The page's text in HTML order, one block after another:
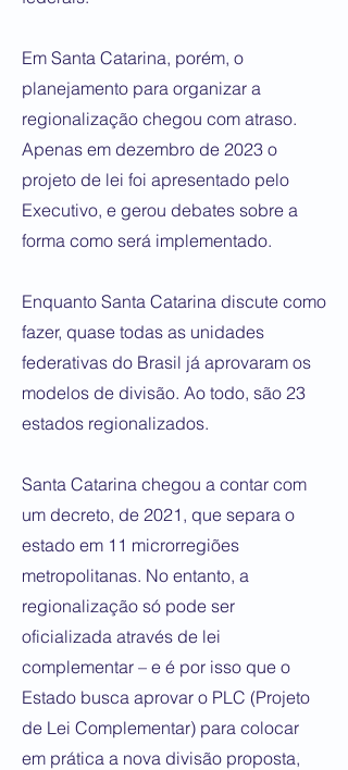
Em Santa Catarina, porém, o
planejamento para organizar a
regionalização chegou com atraso.
Apenas em dezembro de 2023 o
projeto de lei foi apresentado pelo
Executivo, e gerou debates sobre a
forma como será implementado.
Enquanto Santa Catarina discute como
fazer, quase todas as unidades
federativas do Brasil já aprovaram os
modelos de divisão. Ao todo, são 23
estados regionalizados.
Santa Catarina chegou a contar com
um decreto, de 2021, que separa o
estado em 11 microrregiões
metropolitanas. No entanto, a
regionalização só pode ser
oficializada através de lei
complementar – e é por isso que o
Estado busca aprovar o PLC (Projeto
de Lei Complementar) para colocar
em prática a nova divisão proposta,